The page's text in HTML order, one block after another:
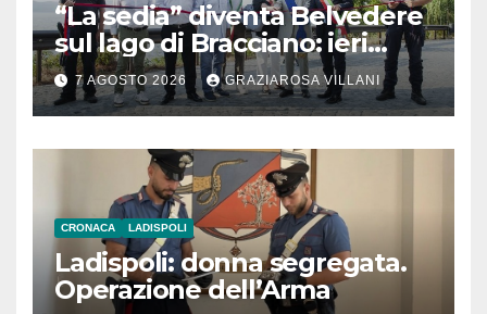
“La sedia” diventa Belvedere
sul lago di Bracciano: ieri
l’inaugurazione
7 AGOSTO 2026 GRAZIAROSA VILLANI
CRONACA LADISPOLI
Ladispoli: donna segregata.
Operazione dell’Arma